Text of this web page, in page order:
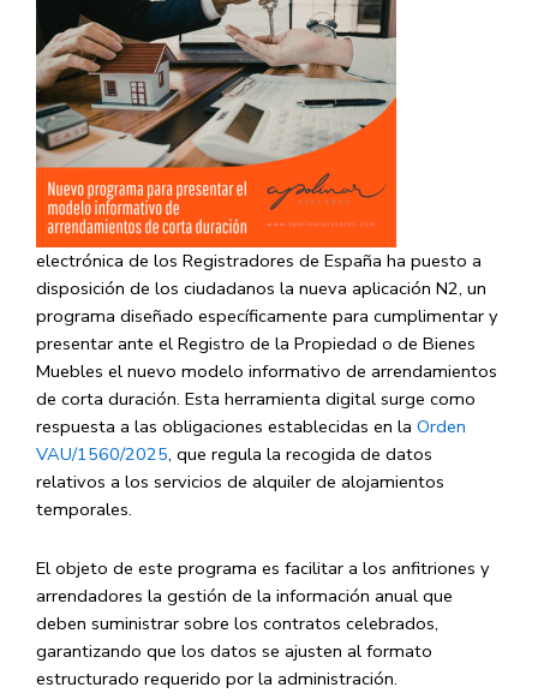
electrónica de los Registradores de España ha puesto a
disposición de los ciudadanos la nueva aplicación N2, un
programa diseñado específicamente para cumplimentar y
presentar ante el Registro de la Propiedad o de Bienes
Muebles el nuevo modelo informativo de arrendamientos
de corta duración. Esta herramienta digital surge como
respuesta a las obligaciones establecidas en la Orden
VAU/1560/2025, que regula la recogida de datos
relativos a los servicios de alquiler de alojamientos
temporales.
El objeto de este programa es facilitar a los anfitriones y
arrendadores la gestión de la información anual que
deben suministrar sobre los contratos celebrados,
garantizando que los datos se ajusten al formato
estructurado requerido por la administración.